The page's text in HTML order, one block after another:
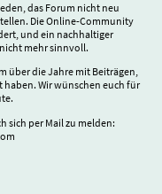
das Forum nicht neu
Die Online-Community
und ein nachhaltiger
mehr sinnvoll.
über die Jahre mit Beiträgen,
Wir wünschen euch für
sich per Mail zu melden: